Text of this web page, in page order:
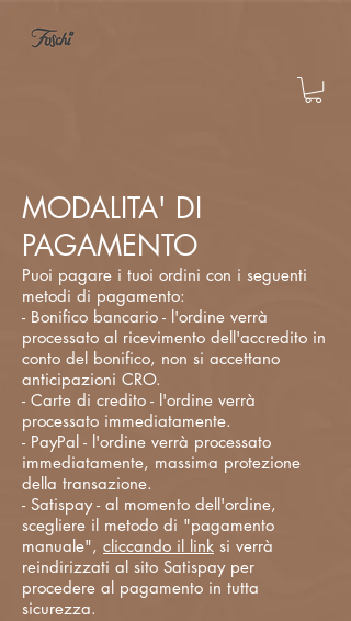
MODALITA' DI
PAGAMENTO
Puoi pagare i tuoi ordini con i seguenti
metodi di pagamento:
- Bonifico bancario - l'ordine verrà
processato al ricevimento dell'accredito in
conto del bonifico, non si accettano
anticipazioni CRO.
- Carte di credito - l'ordine verrà
processato immediatamente.
- PayPal - l'ordine verrà processato
immediatamente, massima protezione
della transazione.
- Satispay - al momento dell'ordine,
scegliere il metodo di "pagamento
manuale", cliccando il link si verrà
reindirizzati al sito Satispay per
procedere al pagamento in tutta
sicurezza.